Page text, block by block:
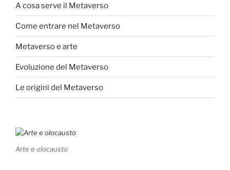
A cosa serve il Metaverso
Come entrare nel Metaverso
Metaverso e arte
Evoluzione del Metaverso
Le origini del Metaverso
Arte e olocausto